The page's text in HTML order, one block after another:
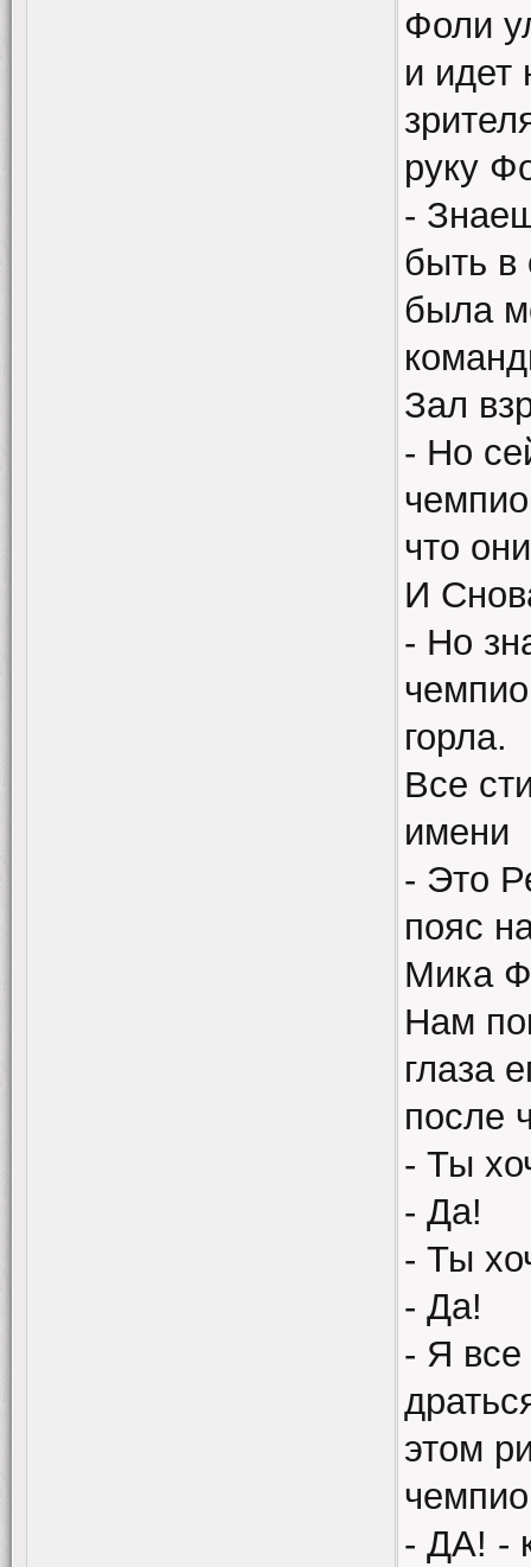
Фоли
и идет
руку
-
быть в
была
Зал
- Но
что
И
- Но
горла.
Все
имени
- Это
пояс
Мика
Нам
глаза
после
- Ты
- Да!
- Ты
- Да!
- Я
этом
- ДА! -